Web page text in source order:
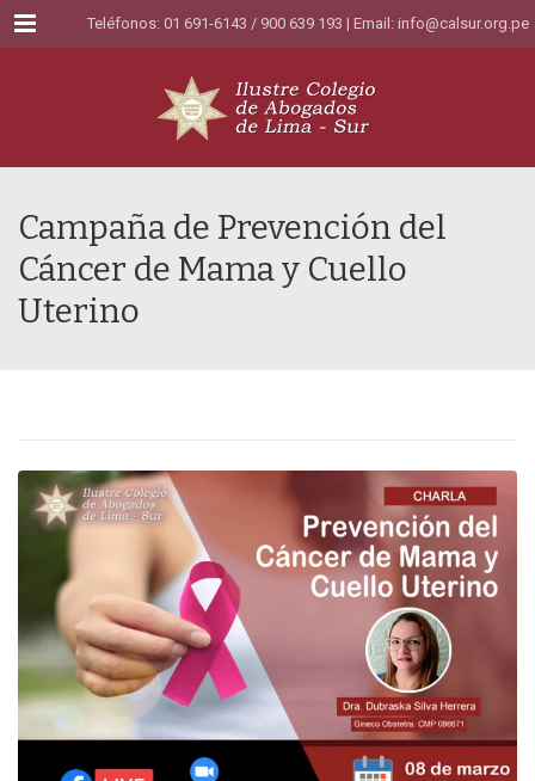
Menu Teléfonos: 01 691-6143 / 900 639 193 | Email: info@calsur.org.pe
Campaña de Prevención del
Cáncer de Mama y Cuello
Uterino